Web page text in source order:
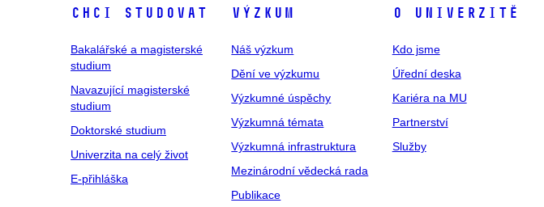
Chci studovat
Bakalářské a magisterské
studium
Navazující magisterské
studium
Doktorské studium
Univerzita na celý život
E-přihláška
Výzkum
Náš výzkum
Dění ve výzkumu
Výzkumné úspěchy
Výzkumná témata
Výzkumná infrastruktura
Mezinárodní vědecká rada
Publikace
O univerzitě
Kdo jsme
Úřední deska
Kariéra na MU
Partnerství
Služby